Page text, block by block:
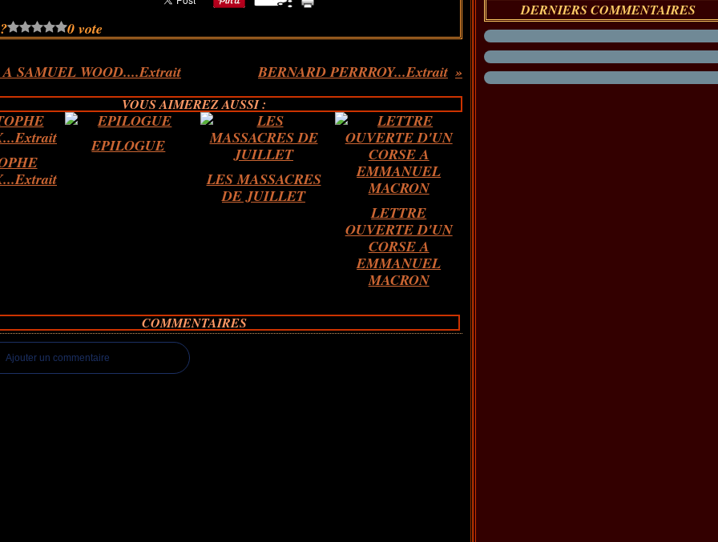
0 vote
SAMUEL WOOD....Extrait BERNARD PERRROY...Extrait
VOUS AIMEREZ AUSSI :
EPILOGUE
LES MASSACRES
DE JUILLET
LETTRE
OUVERTE D'UN
CORSE A
EMMANUEL
MACRON
COMMENTAIRES
Ajouter un commentaire
DERNIERS COMMENTAIRES